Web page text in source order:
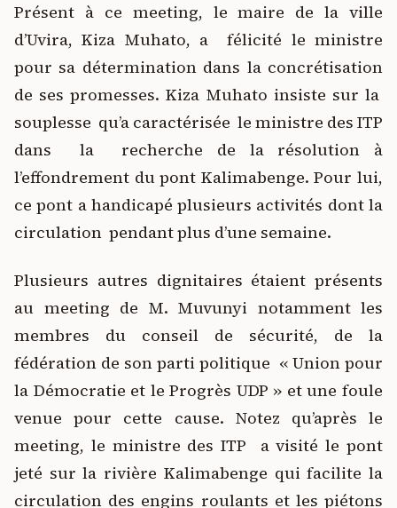
Présent à ce meeting, le maire de la ville
d’Uvira, Kiza Muhato, a félicité le ministre
pour sa détermination dans la concrétisation
de ses promesses. Kiza Muhato insiste sur la
souplesse qu’a caractérisée le ministre des ITP
dans la recherche de la résolution à
l’effondrement du pont Kalimabenge. Pour lui,
ce pont a handicapé plusieurs activités dont la
circulation pendant plus d’une semaine.
Plusieurs autres dignitaires étaient présents
au meeting de M. Muvunyi notamment les
membres du conseil de sécurité, de la
fédération de son parti politique « Union pour
la Démocratie et le Progrès UDP » et une foule
venue pour cette cause. Notez qu’après le
meeting, le ministre des ITP a visité le pont
jeté sur la rivière Kalimabenge qui facilite la
circulation des engins roulants et les piétons